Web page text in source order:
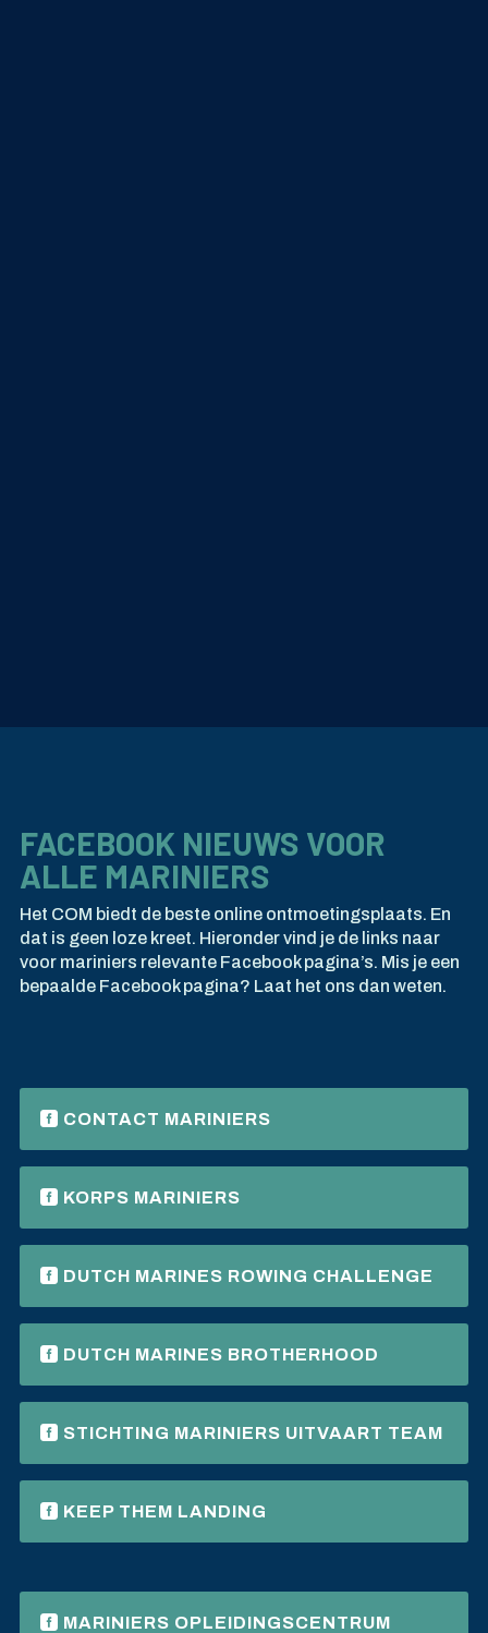
FACEBOOK NIEUWS VOOR
ALLE MARINIERS
Het COM biedt de beste online ontmoetingsplaats. En
dat is geen loze kreet. Hieronder vind je de links naar
voor mariniers relevante Facebook pagina’s. Mis je een
bepaalde Facebook pagina? Laat het ons dan weten.
CONTACT MARINIERS
KORPS MARINIERS
DUTCH MARINES ROWING CHALLENGE
DUTCH MARINES BROTHERHOOD
STICHTING MARINIERS UITVAART TEAM
KEEP THEM LANDING
MARINIERS OPLEIDINGSCENTRUM